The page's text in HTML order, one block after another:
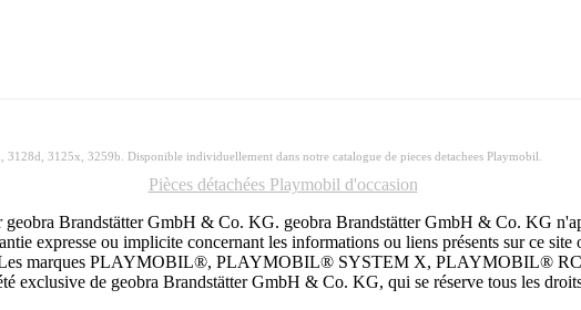
3125x, 3259b. Disponible individuellement dans notre catalogue de pieces detachees Playmobil.
Pièces détachées Playmobil d'occasion
Brandstätter GmbH & Co. KG. geobra Brandstätter GmbH & Co. KG
expresse ou implicite concernant les informations ou liens présents sur ce
Les marques PLAYMOBIL®, PLAYMOBIL® SYSTEM X, PLAYMOBIL®
exclusive de geobra Brandstätter GmbH & Co. KG, qui se réserve tous les